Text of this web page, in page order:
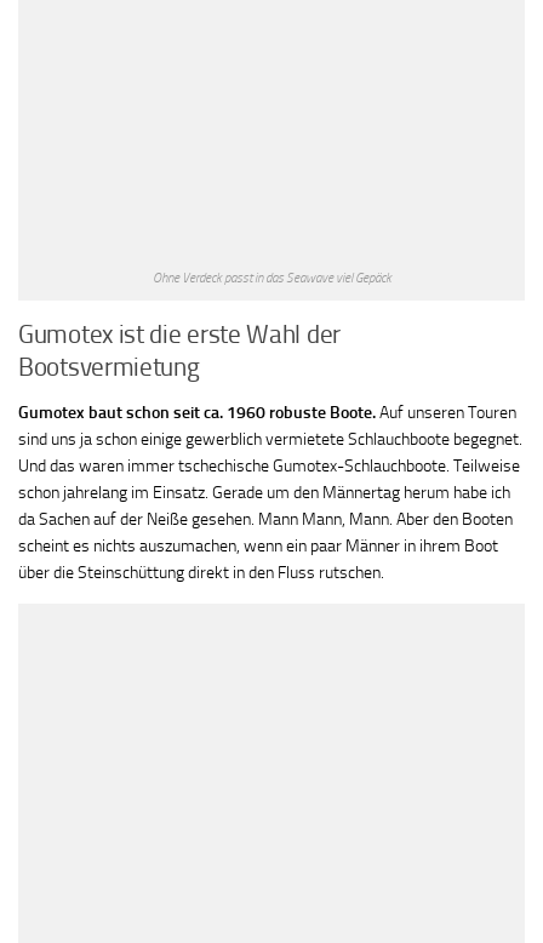
Ohne Verdeck passt in das Seawave viel Gepäck
Gumotex ist die erste Wahl der
Bootsvermietung
Gumotex baut schon seit ca. 1960 robuste Boote.Auf unseren Touren
sind uns ja schon einige gewerblich vermietete Schlauchboote begegnet.
Und das waren immer tschechische Gumotex-Schlauchboote. Teilweise
schon jahrelang im Einsatz. Gerade um den Männertag herum habe ich
da Sachen auf der Neiße gesehen. Mann Mann, Mann. Aber den Booten
scheint es nichts auszumachen, wenn ein paar Männer in ihrem Boot
über die Steinschüttung direkt in den Fluss rutschen.